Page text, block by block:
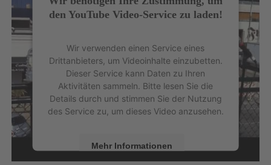
den YouTube Video-Service zu laden!
Wir verwenden einen Service eines
Drittanbieters, um Videoinhalte einzubetten.
Dieser Service kann Daten zu Ihren
Aktivitäten sammeln. Bitte lesen Sie die
Details durch und stimmen Sie der Nutzung
des Service zu, um dieses Video anzusehen.
Mehr Informationen